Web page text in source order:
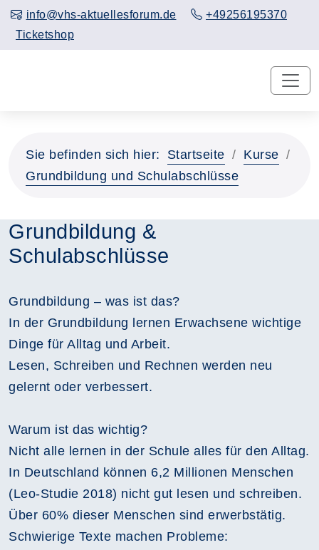
info@vhs-aktuellesforum.de
+49256195370
Ticketshop
Sie befinden sich hier: Startseite
Kurse
Grundbildung und Schulabschlüsse
Grundbildung &
Schulabschlüsse
Grundbildung – was ist das?
In der Grundbildung lernen Erwachsene wichtige
Dinge für Alltag und Arbeit.
Lesen, Schreiben und Rechnen werden neu
gelernt oder verbessert.
Warum ist das wichtig?
Nicht alle lernen in der Schule alles für den Alltag.
In Deutschland können 6,2 Millionen Menschen
(Leo-Studie 2018) nicht gut lesen und schreiben.
Über 60% dieser Menschen sind erwerbstätig.
Schwierige Texte machen Probleme: